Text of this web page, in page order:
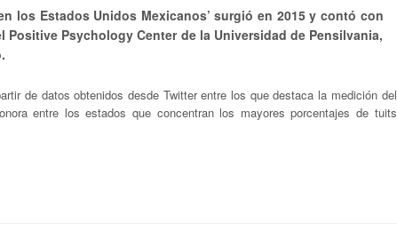
los Estados Unidos Mexicanos’ surgió en 2015 y contó con
Psychology Center de la Universidad de Pensilvania,
de datos obtenidos desde Twitter entre los que destaca la medición del
entre los estados que concentran los mayores porcentajes de tuits